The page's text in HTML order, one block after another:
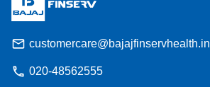
customercare@bajajfinservhealth.in
020-48562555